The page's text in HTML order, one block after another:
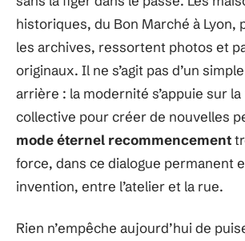
historiques, du Bon Marché à Lyon,
les archives, ressortent photos et
originaux. Il ne s’agit pas d’un
arrière : la modernité s’appuie sur
collective pour créer de nouvelles
mode éternel recommencement
force, dans ce dialogue permanent
invention, entre l’atelier et la rue.
Rien n’empêche aujourd’hui de